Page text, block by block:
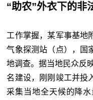
“助农”外衣下的非
工作掌握，某军事基地
气象探测站（点），国
地调查。据当地民众反
名建设，刚刚竣工并投
采集当地全天候的降